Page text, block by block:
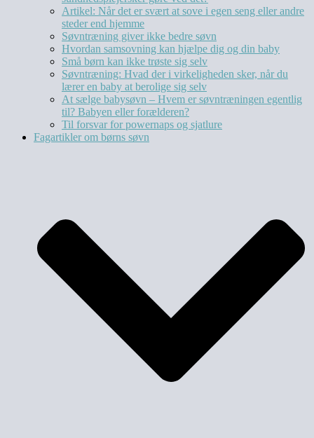
Artikel: Når det er svært at sove i egen seng eller andre
steder end hjemme
Søvntræning giver ikke bedre søvn
Hvordan samsovning kan hjælpe dig og din baby
Små børn kan ikke trøste sig selv
Søvntræning: Hvad der i virkeligheden sker, når du
lærer en baby at berolige sig selv
At sælge babysøvn – Hvem er søvntræningen egentlig
til? Babyen eller forælderen?
Til forsvar for powernaps og sjatlure
Fagartikler om børns søvn